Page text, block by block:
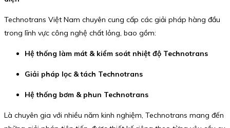
Technotrans Việt Nam chuyên cung cấp các giải pháp hàng đầu
trong lĩnh vực công nghệ chất lỏng, bao gồm:
Hệ thống làm mát & kiểm soát nhiệt độ Technotrans
Giải pháp lọc & tách Technotrans
Hệ thống bơm & phun Technotrans
Là chuyên gia với nhiều năm kinh nghiệm, Technotrans mang đến